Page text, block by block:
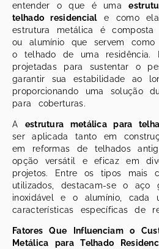
entender o que é uma
telhado residenciale como ela
estrutura metálica é
ou alumínio que servem
o telhado de uma residência.
projetadas para sustentar o
garantir sua estabilidade ao
proporcionando uma solução
para coberturas.
A estrutura metálica para
ser aplicada tanto em
em reformas de telhados
opção versátil e eficaz em
projetos. Entre os tipos mais
utilizados, destacam-se o aço
inoxidável e o alumínio, cada
características específicas de
Fatores Que Influenciam o
Metálica para Telhado